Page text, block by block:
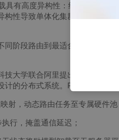
具有高度异构性：结合了计算
构性导致单体化集群无法满足
同阶段路由到最适合的硬件，
技大学联合阿里提出了
的分布式系统。ROLLART基于
射，动态路由任务至专属硬件池
行，掩盖通信延迟；